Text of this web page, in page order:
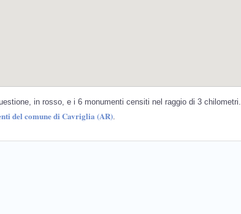
in rosso, e i 6 monumenti censiti nel raggio di 3 chilometri.
del comune di Cavriglia (AR).